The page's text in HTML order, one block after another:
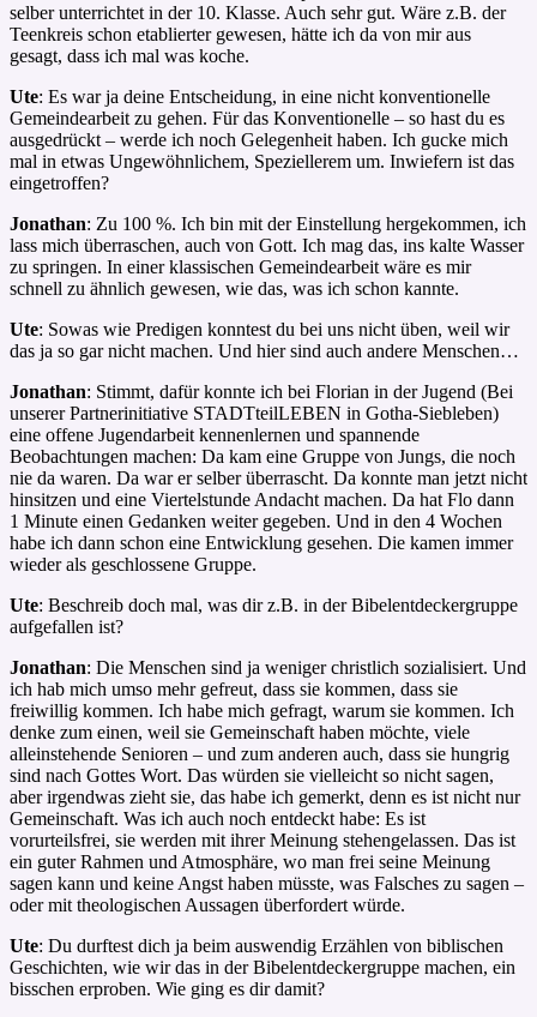
selber unterrichtet in der 10. Klasse. Auch sehr gut. Wäre z.B. der
Teenkreis schon etablierter gewesen, hätte ich da von mir aus
gesagt, dass ich mal was koche.
Ute: Es war ja deine Entscheidung, in eine nicht konventionelle
Gemeindearbeit zu gehen. Für das Konventionelle – so hast du es
ausgedrückt – werde ich noch Gelegenheit haben. Ich gucke mich
mal in etwas Ungewöhnlichem, Speziellerem um. Inwiefern ist das
eingetroffen?
Jonathan: Zu 100 %. Ich bin mit der Einstellung hergekommen, ich
lass mich überraschen, auch von Gott. Ich mag das, ins kalte Wasser
zu springen. In einer klassischen Gemeindearbeit wäre es mir
schnell zu ähnlich gewesen, wie das, was ich schon kannte.
Ute: Sowas wie Predigen konntest du bei uns nicht üben, weil wir
das ja so gar nicht machen. Und hier sind auch andere Menschen…
Jonathan: Stimmt, dafür konnte ich bei Florian in der Jugend (Bei
unserer Partnerinitiative STADTteilLEBEN in Gotha-Siebleben)
eine offene Jugendarbeit kennenlernen und spannende
Beobachtungen machen: Da kam eine Gruppe von Jungs, die noch
nie da waren. Da war er selber überrascht. Da konnte man jetzt nicht
hinsitzen und eine Viertelstunde Andacht machen. Da hat Flo dann
1 Minute einen Gedanken weiter gegeben. Und in den 4 Wochen
habe ich dann schon eine Entwicklung gesehen. Die kamen immer
wieder als geschlossene Gruppe.
Ute: Beschreib doch mal, was dir z.B. in der Bibelentdeckergruppe
aufgefallen ist?
Jonathan: Die Menschen sind ja weniger christlich sozialisiert. Und
ich hab mich umso mehr gefreut, dass sie kommen, dass sie
freiwillig kommen. Ich habe mich gefragt, warum sie kommen. Ich
denke zum einen, weil sie Gemeinschaft haben möchte, viele
alleinstehende Senioren – und zum anderen auch, dass sie hungrig
sind nach Gottes Wort. Das würden sie vielleicht so nicht sagen,
aber irgendwas zieht sie, das habe ich gemerkt, denn es ist nicht nur
Gemeinschaft. Was ich auch noch entdeckt habe: Es ist
vorurteilsfrei, sie werden mit ihrer Meinung stehengelassen. Das ist
ein guter Rahmen und Atmosphäre, wo man frei seine Meinung
sagen kann und keine Angst haben müsste, was Falsches zu sagen –
oder mit theologischen Aussagen überfordert würde.
Ute: Du durftest dich ja beim auswendig Erzählen von biblischen
Geschichten, wie wir das in der Bibelentdeckergruppe machen, ein
bisschen erproben. Wie ging es dir damit?